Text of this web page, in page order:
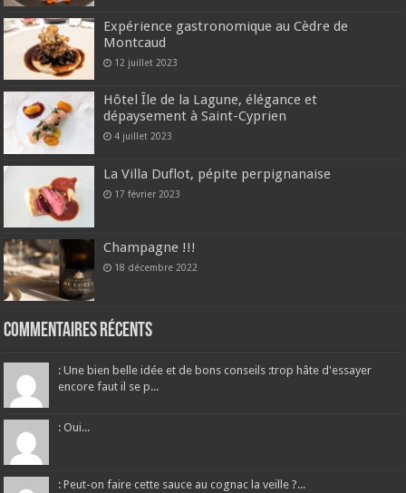
Expérience gastronomique au Cèdre de
Montcaud
12 juillet 2023
Hôtel Île de la Lagune, élégance et
dépaysement à Saint-Cyprien
4 juillet 2023
La Villa Duflot, pépite perpignanaise
17 février 2023
Champagne !!!
18 décembre 2022
Commentaires récents
: Une bien belle idée et de bons conseils :trop hâte d'essayer
encore faut il se p...
: Oui...
: Peut-on faire cette sauce au cognac la veille ?...